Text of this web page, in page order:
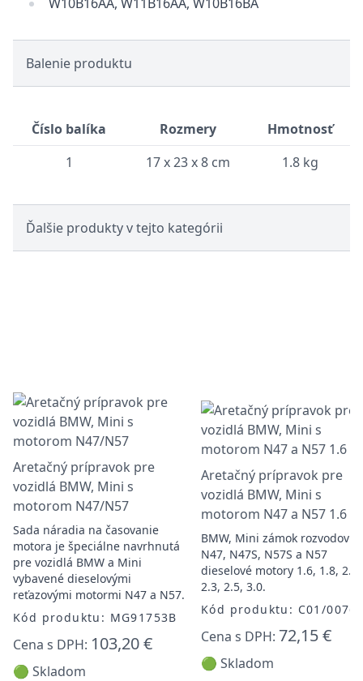
Balenie produktu
Číslo balíka Rozmery
Hmotnosť
1
17 x 23 x 8 cm 1.8 kg
Ďalšie produkty v tejto kategórii
Aretačný prípravok pre
vozidlá BMW, Mini s
motorom N47/N57
Sada náradia na časovanie
motora je špeciálne navrhnutá
pre vozidlá BMW a Mini
vybavené dieselovými
reťazovými motormi N47 a N57.
Kód produktu: MG91753B
Cena s DPH: 103,20 €
🟢 Skladom
Aretačný prípravok pre
vozidlá BMW, Mini s
motorom N47 a N57 1.6 -
BMW, Mini zámok rozvodov
N47, N47S, N57S a N57
dieselové motory 1.6, 1.8, 2.0,
2.3, 2.5, 3.0.
Kód produktu: C01/0076
Cena s DPH: 72,15 €
🟢 Skladom